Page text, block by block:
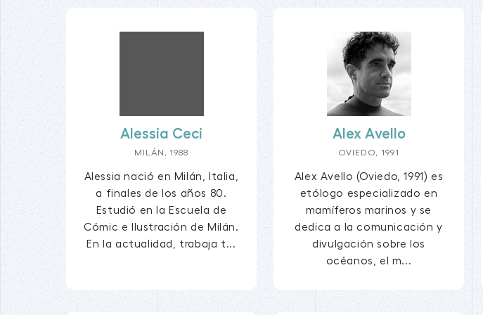
Alessia Ceci
MILÁN, 1988
Alessia nació en Milán, Italia,
a finales de los años 80.
Estudió en la Escuela de
Cómic e Ilustración de Milán.
En la actualidad, trabaja t...
Alex Avello
OVIEDO, 1991
Alex Avello (Oviedo, 1991) es
etólogo especializado en
mamíferos marinos y se
dedica a la comunicación y
divulgación sobre los
océanos, el m...